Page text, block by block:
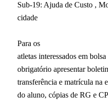
Sub-19: Ajuda de Custo ,
cidade
Para os
atletas interessados em
obrigatório apresentar
transferência e matrícula na
do aluno, cópias de RG e